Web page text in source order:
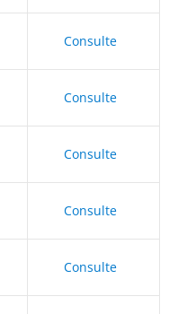
Consulte
Consulte
Consulte
Consulte
Consulte